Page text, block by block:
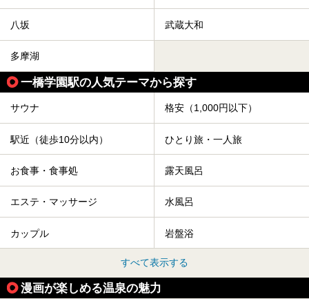
八坂 武蔵大和
多摩湖
一橋学園駅の人気テーマから探す
サウナ 格安（1,000円以下）
駅近（徒歩10分以内） ひとり旅・一人旅
お食事・食事処 露天風呂
エステ・マッサージ 水風呂
カップル 岩盤浴
すべて表示する
漫画が楽しめる温泉の魅力